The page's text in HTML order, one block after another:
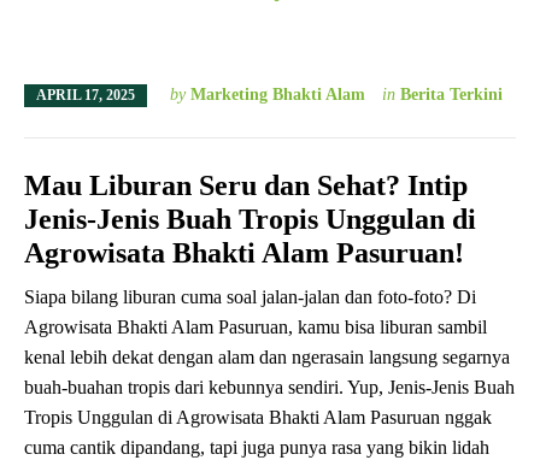
APRIL 17, 2025 by Marketing Bhakti Alam in Berita Terkini
Mau Liburan Seru dan Sehat? Intip
Jenis-Jenis Buah Tropis Unggulan di
Agrowisata Bhakti Alam Pasuruan!
Siapa bilang liburan cuma soal jalan-jalan dan foto-foto? Di
Agrowisata Bhakti Alam Pasuruan, kamu bisa liburan sambil
kenal lebih dekat dengan alam dan ngerasain langsung segarnya
buah-buahan tropis dari kebunnya sendiri. Yup, Jenis-Jenis Buah
Tropis Unggulan di Agrowisata Bhakti Alam Pasuruan nggak
cuma cantik dipandang, tapi juga punya rasa yang bikin lidah